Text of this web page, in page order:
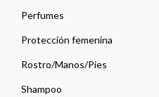
Perfumes
Protección femenina
Rostro/Manos/Pies
Shampoo